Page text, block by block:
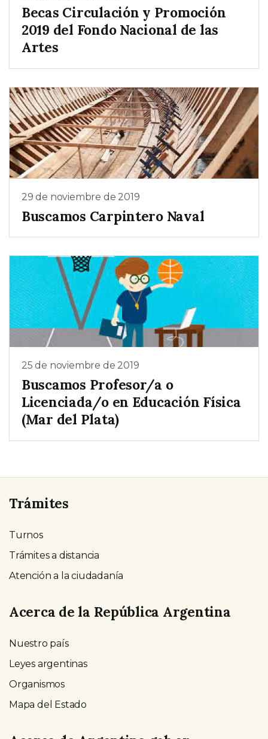
Becas Circulación y Promoción
2019 del Fondo Nacional de las
Artes
29 de noviembre de 2019
Buscamos Carpintero Naval
25 de noviembre de 2019
Buscamos Profesor/a o
Licenciada/o en Educación Física
(Mar del Plata)
Trámites
Turnos
Trámites a distancia
Atención a la ciudadanía
Acerca de la República Argentina
Nuestro país
Leyes argentinas
Organismos
Mapa del Estado